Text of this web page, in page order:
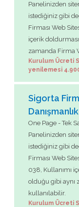
Panelinizden
istediğiniz gibi
Firması Web
içerik
zamanda Firma
Kurulum Ücreti
yenilemesi
Sigorta
One Page - Tek
Panelinizden
istediğiniz gibi
Firması Web
038, Kullanımı
olduğu gibi aynı
kullanılabilir.
Kurulum Ücreti